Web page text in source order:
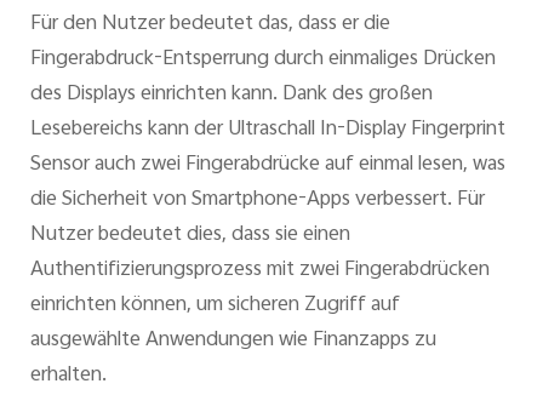
Für den Nutzer bedeutet das, dass er die
Fingerabdruck-Entsperrung durch einmaliges Drücken
des Displays einrichten kann. Dank des großen
Lesebereichs kann der Ultraschall In-Display Fingerprint
Sensor auch zwei Fingerabdrücke auf einmal lesen, was
die Sicherheit von Smartphone-Apps verbessert. Für
Nutzer bedeutet dies, dass sie einen
Authentifizierungsprozess mit zwei Fingerabdrücken
einrichten können, um sicheren Zugriff auf
ausgewählte Anwendungen wie Finanzapps zu
erhalten.